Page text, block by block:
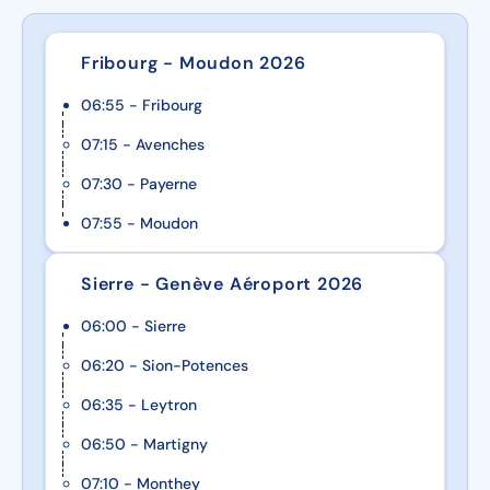
locale des îles Féroé.
Fribourg - Moudon 2026
06:55 - Fribourg
07:15 - Avenches
07:30 - Payerne
07:55 - Moudon
Sierre - Genève Aéroport 2026
06:00 - Sierre
06:20 - Sion-Potences
06:35 - Leytron
06:50 - Martigny
07:10 - Monthey